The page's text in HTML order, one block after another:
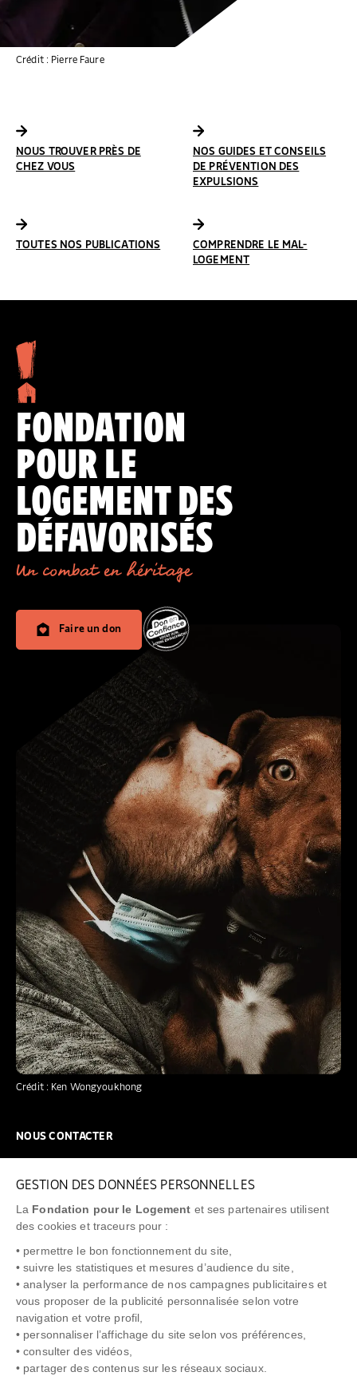
GESTION DES DONNÉES PERSONNELLES
La Fondation pour le Logement et ses partenaires utilisent
des cookies et traceurs pour :
• permettre le bon fonctionnement du site,
• suivre les statistiques et mesures d’audience du site,
• analyser la performance de nos campagnes publicitaires et
vous proposer de la publicité personnalisée selon votre
navigation et votre profil,
• personnaliser l’affichage du site selon vos préférences,
• consulter des vidéos,
• partager des contenus sur les réseaux sociaux.
Crédit : Pierre Faure
NOUS TROUVER PRÈS DE
CHEZ VOUS
NOS GUIDES ET CONSEILS
DE PRÉVENTION DES
EXPULSIONS
TOUTES NOS PUBLICATIONS
COMPRENDRE LE MAL-
LOGEMENT
Crédit : Ken Wongyoukhong
FONDATION
POUR LE
LOGEMENT DES
DÉFAVORISÉS
Un combat en héritage
Faire un don
NOUS CONTACTER
FAQ
NEWSLETTER
"Allô Prévention Expulsion" 0805 299 049